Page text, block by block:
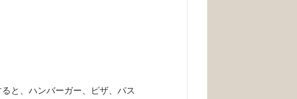
と、ハンバーガー、ピザ、パス